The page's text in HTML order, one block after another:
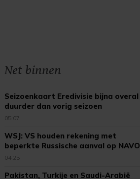
Net binnen
Seizoenkaart Eredivisie bijna overal
duurder dan vorig seizoen
05:07
WSJ: VS houden rekening met
beperkte Russische aanval op NAVO
04:25
Pakistan, Turkije en Saudi-Arabië